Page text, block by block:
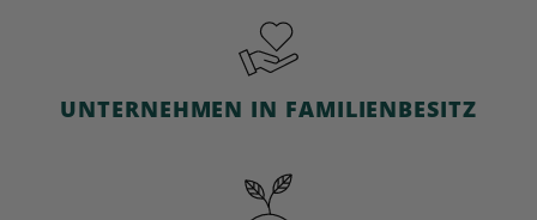
UNTERNEHMEN IN FAMILIENBESITZ